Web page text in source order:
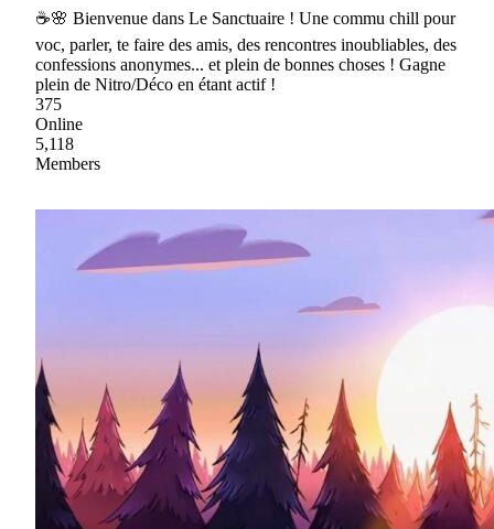
☕🌸 Bienvenue dans Le Sanctuaire ! Une commu chill pour
voc, parler, te faire des amis, des rencontres inoubliables, des
confessions anonymes... et plein de bonnes choses ! Gagne
plein de Nitro/Déco en étant actif !
375
Online
5,118
Members